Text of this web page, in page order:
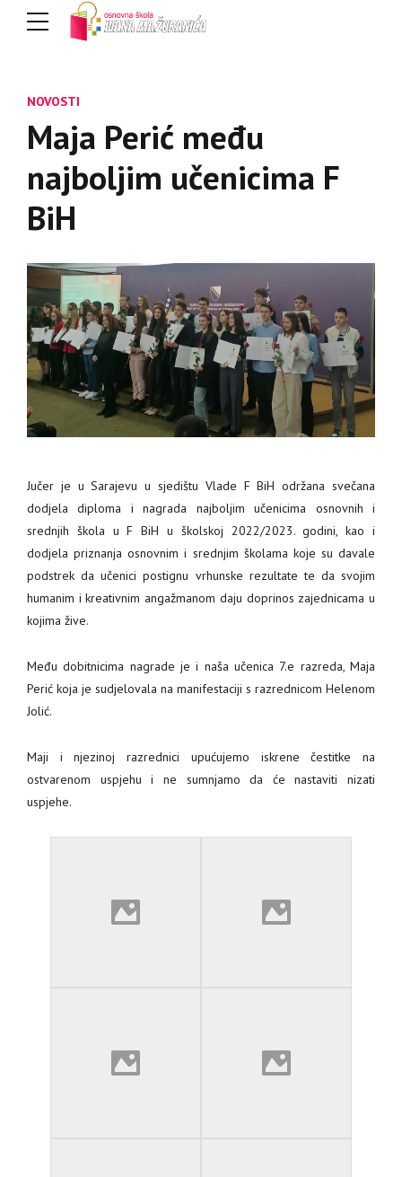
NOVOSTI
Maja Perić među
najboljim učenicima F
BiH
Jučer je u Sarajevu u sjedištu Vlade F BiH održana svečana
dodjela diploma i nagrada najboljim učenicima osnovnih i
srednjih škola u F BiH u školskoj 2022/2023. godini, kao i
dodjela priznanja osnovnim i srednjim školama koje su davale
podstrek da učenici postignu vrhunske rezultate te da svojim
humanim i kreativnim angažmanom daju doprinos zajednicama u
kojima žive.
Među dobitnicima nagrade je i naša učenica 7.e razreda, Maja
Perić koja je sudjelovala na manifestaciji s razrednicom Helenom
Jolić.
Maji i njezinoj razrednici upućujemo iskrene čestitke na
ostvarenom uspjehu i ne sumnjamo da će nastaviti nizati
uspjehe.